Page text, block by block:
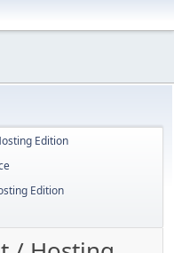
Edition
Edition